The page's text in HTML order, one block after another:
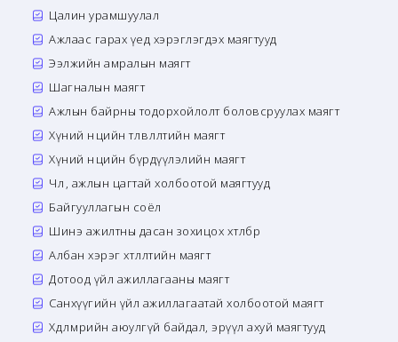
Цалин урамшуулал
Ажлаас гарах үед хэрэглэгдэх маягтууд
Ээлжийн амралын маягт
Шагналын маягт
Ажлын байрны тодорхойлолт боловсруулах маягт
Хүний нөөцийн төлөвлөлтийн маягт
Хүний нөөцийн бүрдүүлэлийн маягт
Чөлөө, ажлын цагтай холбоотой маягтууд
Байгууллагын соёл
Шинэ ажилтны дасан зохицох хөтөлбөр
Албан хэрэг хөтлөлтийн маягт
Дотоод үйл ажиллагааны маягт
Санхүүгийн үйл ажиллагаатай холбоотой маягт
Хөдөлмөрийн аюулгүй байдал, эрүүл ахуй маягтууд